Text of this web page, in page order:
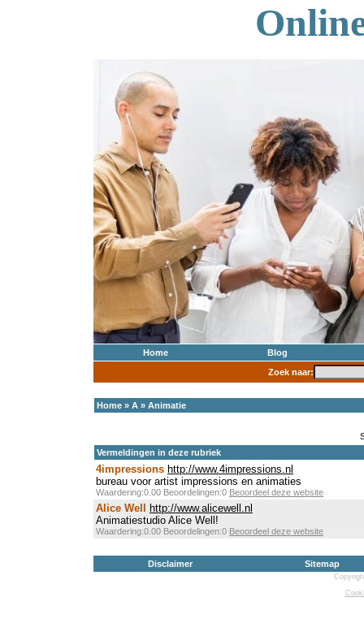
Home
Blog
Zoek naar:
Home » A » Animatie
Vermeldingen in deze rubriek
4impressions http://www.4impressions.nl
bureau voor artist impressions en animaties
Waardering:0.00 Beoordelingen:0 Beoordeel deze website
Alice Well
http://www.alicewell.nl
Animatiestudio Alice Well!
Waardering:0.00 Beoordelingen:0 Beoordeel deze website
Disclaimer Sitemap